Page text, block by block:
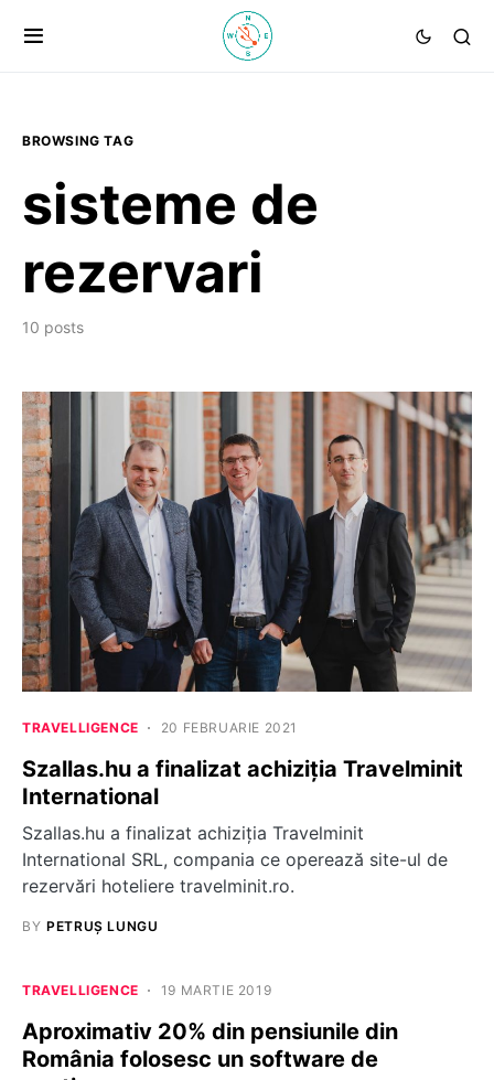
BROWSING TAG
sisteme de
rezervari
10 posts
TRAVELLIGENCE 20 FEBRUARIE 2021
Szallas.hu a finalizat achiziția Travelminit
International
Szallas.hu a finalizat achiziția Travelminit
International SRL, compania ce operează site-ul de
rezervări hoteliere travelminit.ro.
BY PETRUȘ LUNGU
TRAVELLIGENCE 19 MARTIE 2019
Aproximativ 20% din pensiunile din
România folosesc un software de